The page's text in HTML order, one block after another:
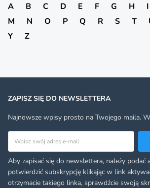
A B C D E F G H I
M
N O P Q R S T
Y
Z
ZAPISZ SIĘ DO NEWSLETTERA
Najnowsze wpisy prosto na Twojego maila.
Adres email
Aby zapisać się do newslettera, należy podać
potwierdzić subskrypcję klikając w link
otrzymacie takiego linka, sprawdźcie swoją